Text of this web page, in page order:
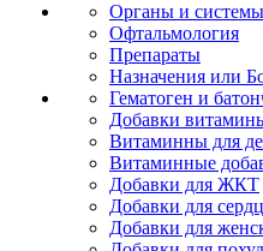
Органы и системы
Офтальмология
Препараты
Назначения или
Гематоген и
Добавки
Витаминны для
Витаминные
Добавки для ЖКТ
Добавки для
Добавки для